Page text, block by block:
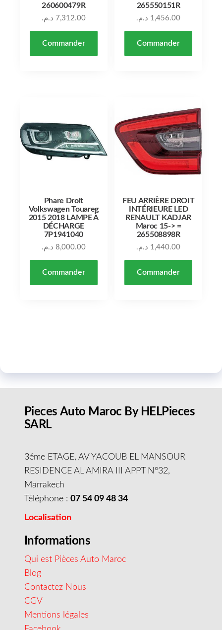
260600479R
7,312.00 د.م.
Commander
265550151R
1,456.00 د.م.
Commander
Phare Droit
Volkswagen Touareg
2015 2018 LAMPE À
DÉCHARGE
7P1941040
8,000.00 د.م.
Commander
FEU ARRIÈRE DROIT
INTÉRIEURE LED
RENAULT KADJAR
Maroc 15-> =
265508898R
1,440.00 د.م.
Commander
Pieces Auto Maroc By HELPieces
SARL
3éme ETAGE, AV YACOUB EL MANSOUR
RESIDENCE AL AMIRA III APPT N°32,
Marrakech
Téléphone : 07 54 09 48 34
Localisation
Informations
Qui est Pièces Auto Maroc
Blog
Contactez Nous
CGV
Mentions légales